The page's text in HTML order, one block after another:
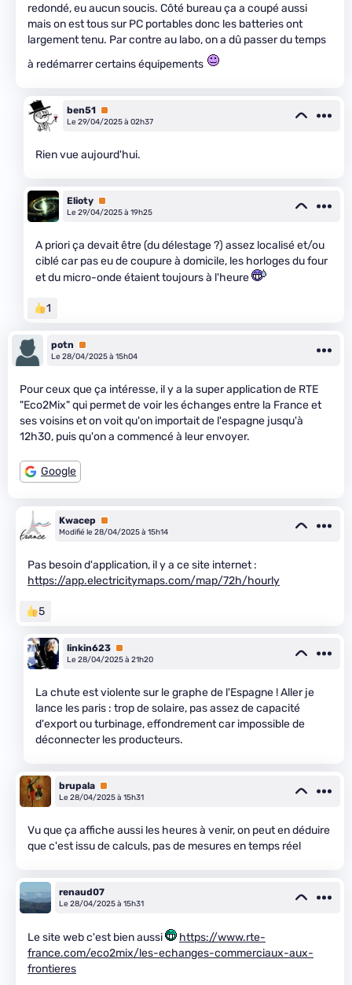
redondé, eu aucun soucis. Côté bureau ça a coupé aussi
mais on est tous sur PC portables donc les batteries ont
largement tenu. Par contre au labo, on a dû passer du temps
à redémarrer certains équipements
ben51 Premium
Le 29/04/2025 à 02h37
Rien vue aujourd'hui.
Elioty Premium
Le 29/04/2025 à 19h25
A priori ça devait être (du délestage ?) assez localisé et/ou
ciblé car pas eu de coupure à domicile, les horloges du four
et du micro-onde étaient toujours à l'heure
1
potn
Premium
Le 28/04/2025 à 15h04
Pour ceux que ça intéresse, il y a la super application de RTE
"Eco2Mix" qui permet de voir les échanges entre la France et
ses voisins et on voit qu'on importait de l'espagne jusqu'à
12h30, puis qu'on a commencé à leur envoyer.
Google
Kwacep
Premium
Modifié le 28/04/2025 à 15h14
Pas besoin d'application, il y a ce site internet :
https://app.electricitymaps.com/map/72h/hourly
5
linkin623 Premium
Le 28/04/2025 à 21h20
La chute est violente sur le graphe de l'Espagne ! Aller je
lance les paris : trop de solaire, pas assez de capacité
d'export ou turbinage, effondrement car impossible de
déconnecter les producteurs.
brupala Premium
Le 28/04/2025 à 15h31
Vu que ça affiche aussi les heures à venir, on peut en déduire
que c'est issu de calculs, pas de mesures en temps réel
renaud07
Le 28/04/2025 à 15h31
Le site web c'est bien aussi
https://www.rte-
france.com/eco2mix/les-echanges-commerciaux-aux-
frontieres